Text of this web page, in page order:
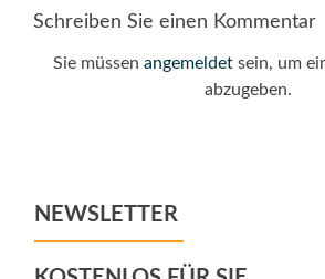
Schreiben Sie einen Kommentar
Sie müssen angemeldetsein, um
abzugeben.
NEWSLETTER